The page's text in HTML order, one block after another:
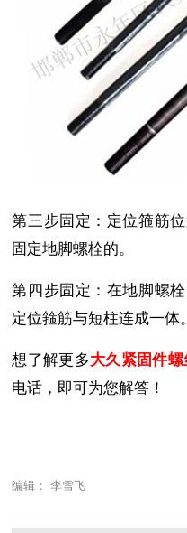
第三步固定：定位箍筋
固定地脚螺栓的。
第四步固定：在地脚螺
定位箍筋与短柱连成一体。
想了解更多大久紧固件
电话，即可为您解答！
编辑： 李雪飞